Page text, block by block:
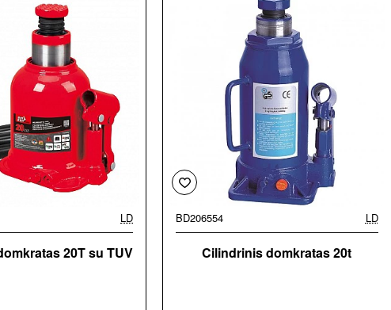
LD
20T su TUV
BD206554 LD
Cilindrinis domkratas 20t